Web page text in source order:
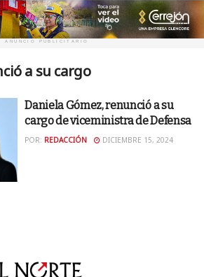
ANUNCIO PUBLICITARIO
a su cargo
Daniela Gómez, renunció a su
cargo de viceministra de Defensa
POR: REDACCIÓN DICIEMBRE 15, 2024